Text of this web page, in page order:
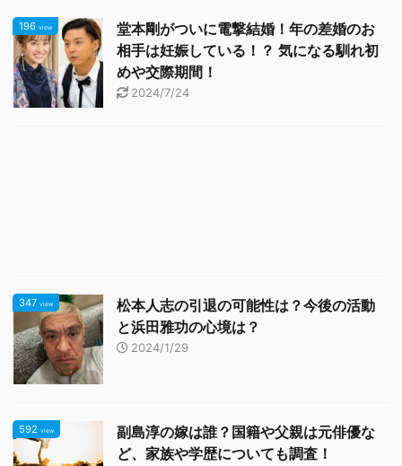
196 view
堂本剛がついに電撃結婚！年の差婚のお
相手は妊娠している！？ 気になる馴れ初
めや交際期間！
2024/7/24
347 view
松本人志の引退の可能性は？今後の活動
と浜田雅功の心境は？
2024/1/29
592 view
副島淳の嫁は誰？国籍や父親は元俳優な
ど、家族や学歴についても調査！